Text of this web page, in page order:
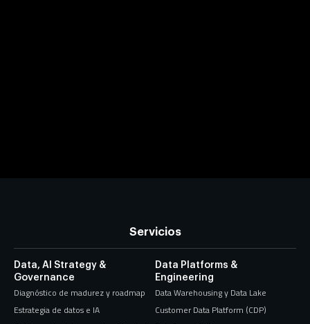
Servicios
Data, AI Strategy &
Governance
Diagnóstico de madurez y roadmap
Estrategia de datos e IA
Data Platforms &
Engineering
Data Warehousing y Data Lake
Customer Data Platform (CDP)